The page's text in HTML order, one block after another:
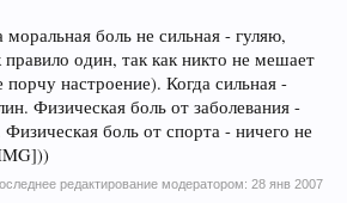
боль не сильная - гуляю,
правило один, так как никто не мешает
настроение). Когда сильная -
Физическая боль от заболевания -
боль от спорта - ничего не
))
редактирование модератором: 28 янв 2007